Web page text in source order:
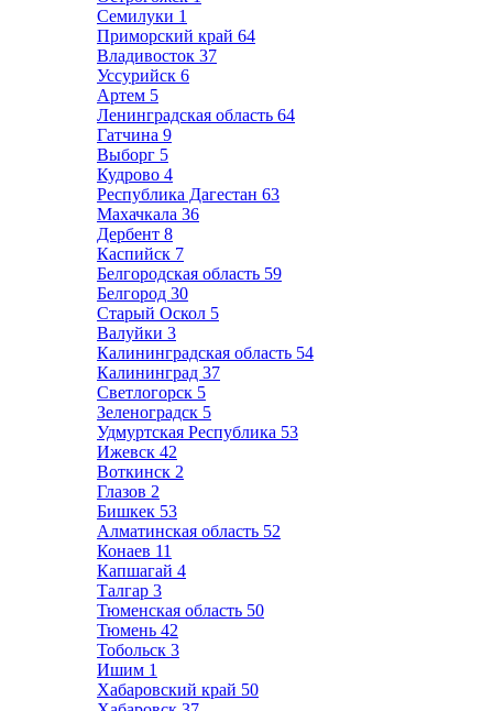
Семилуки 1
Приморский край 64
Владивосток 37
Уссурийск 6
Артем 5
Ленинградская область 64
Гатчина 9
Выборг 5
Кудрово 4
Республика Дагестан 63
Махачкала 36
Дербент 8
Каспийск 7
Белгородская область 59
Белгород 30
Старый Оскол 5
Валуйки 3
Калининградская область 54
Калининград 37
Светлогорск 5
Зеленоградск 5
Удмуртская Республика 53
Ижевск 42
Воткинск 2
Глазов 2
Бишкек 53
Алматинская область 52
Конаев 11
Капшагай 4
Талгар 3
Тюменская область 50
Тюмень 42
Тобольск 3
Ишим 1
Хабаровский край 50